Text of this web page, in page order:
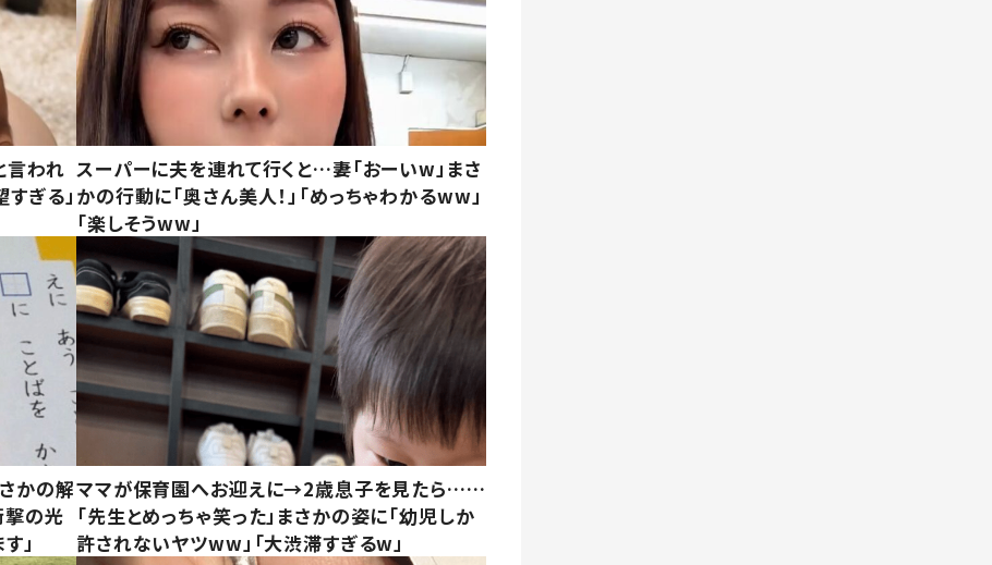
言われ
ぎる」
スーパーに夫を連れて行くと…妻「おーいw」まさ
かの行動に「奥さん美人！」「めっちゃわかるww」
「楽しそうww」
かの解
撃の光
」
ママが保育園へお迎えに→2歳息子を見たら……
「先生とめっちゃ笑った」まさかの姿に「幼児しか
許されないヤツww」「大渋滞すぎるw」